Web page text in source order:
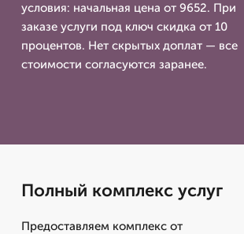
условия: начальная цена от 9652. При
заказе услуги под ключ скидка от 10
процентов. Нет скрытых доплат — все
стоимости согласуются заранее.
Полный комплекс услуг
Предоставляем комплекс от